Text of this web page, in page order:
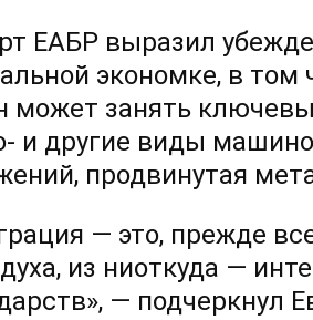
ЕАБР выразил
экономке, в
может занять
и другие виды
продвинутая
— это, прежде
из ниоткуда —
— подчеркнул